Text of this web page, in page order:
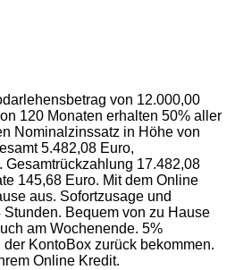
von 12.000,00
120 Monaten erhalten 50% aller
Nominalzinssatz in Höhe von
5.482,08 Euro,
Gesamtrückzahlung 17.482,08
145,68 Euro. Mit dem Online
aus. Sofortzusage und
Bequem von zu Hause
am Wochenende. 5%
KontoBox zurück bekommen.
Online Kredit.